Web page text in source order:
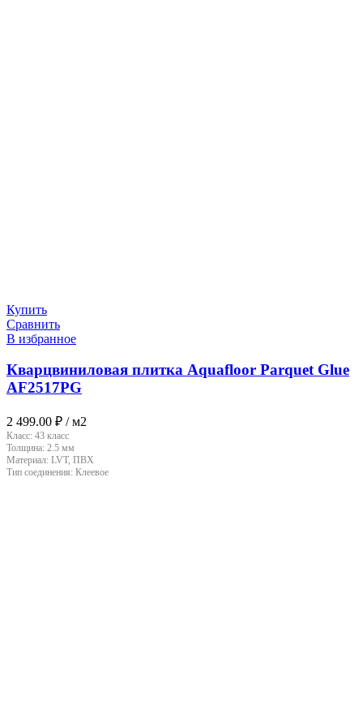
Купить
Сравнить
В избранное
Кварцвиниловая плитка Aquafloor Parquet Glue
AF2517PG
2 499.00 ₽ / м2
Класс: 43 класс
Толщина: 2.5 мм
Материал: LVT, ПВХ
Тип соединения: Клеевое